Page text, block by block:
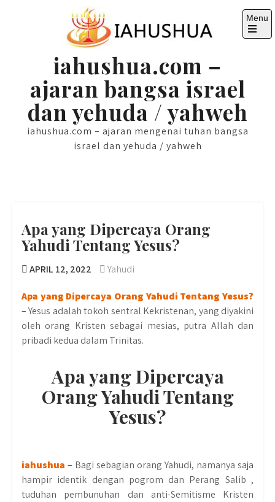
iahushua.com –
ajaran bangsa israel
dan yehuda / yahweh
iahushua.com – ajaran mengenai tuhan bangsa
israel dan yehuda / yahweh
Menu
Open
Apa yang Dipercaya Orang
Yahudi Tentang Yesus?
APRIL 12, 2022 Yahudi
Apa yang Dipercaya Orang Yahudi Tentang Yesus?
– Yesus adalah tokoh sentral Kekristenan, yang diyakini
oleh orang Kristen sebagai mesias, putra Allah dan
pribadi kedua dalam Trinitas.
Apa yang Dipercaya
Orang Yahudi Tentang
Yesus?
iahushua – Bagi sebagian orang Yahudi, namanya saja
hampir identik dengan pogrom dan Perang Salib ,
tuduhan pembunuhan dan anti-Semitisme Kristen